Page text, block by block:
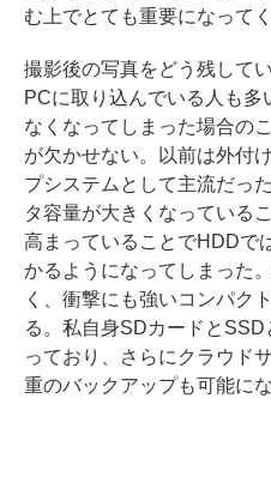
む上でとても重要になってく
撮影後の写真をどう残して
PCに取り込んでいる人も多
なくなってしまった場合の
が欠かせない。以前は外付
プシステムとして主流だっ
タ容量が大きくなっている
高まっていることでHDDで
かるようになってしまった
く、衝撃にも強いコンパク
る。私自身SDカードと
っており、さらにクラウド
重のバックアップも可能にな